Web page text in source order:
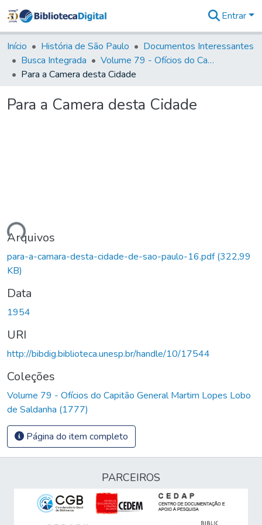
&
Coleções
Tudo na
Biblioteca
Estatísticas
Entrar
Início História de São Paulo
Documentos Interessantes
Busca Integrada
Volume 79 - Ofícios do Capitão General Martim Lopes Lobo de Saldanha (1777)
Para a Camera desta Cidade
Para a Camera desta Cidade
Arquivos
para-a-camara-desta-cidade-de-sao-paulo-16.pdf(322,99
KB)
Data
1954
URI
http://bibdig.biblioteca.unesp.br/handle/10/17544
Coleções
Volume 79 - Ofícios do Capitão General Martim Lopes Lobo
de Saldanha (1777)
Página do item completo
PARCEIROS